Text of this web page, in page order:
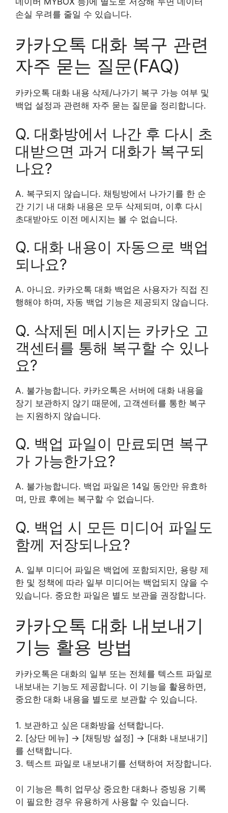
손실 우려를 줄일 수 있습니다.
카카오톡 대화 복구 관련
자주 묻는 질문(FAQ)
카카오톡 대화 내용 삭제/나가기 복구 가능 여부 및
백업 설정과 관련해 자주 묻는 질문을 정리합니다.
Q. 대화방에서 나간 후 다시 초
대받으면 과거 대화가 복구되
나요?
A. 복구되지 않습니다. 채팅방에서 나가기를 한 순
간 기기 내 대화 내용은 모두 삭제되며, 이후 다시
초대받아도 이전 메시지는 볼 수 없습니다.
Q. 대화 내용이 자동으로 백업
되나요?
A. 아니요. 카카오톡 대화 백업은 사용자가 직접 진
행해야 하며, 자동 백업 기능은 제공되지 않습니다.
Q. 삭제된 메시지는 카카오 고
객센터를 통해 복구할 수 있나
요?
A. 불가능합니다. 카카오톡은 서버에 대화 내용을
장기 보관하지 않기 때문에, 고객센터를 통한 복구
는 지원하지 않습니다.
Q. 백업 파일이 만료되면 복구
가 가능한가요?
A. 불가능합니다. 백업 파일은 14일 동안만 유효하
며, 만료 후에는 복구할 수 없습니다.
Q. 백업 시 모든 미디어 파일도
함께 저장되나요?
A. 일부 미디어 파일은 백업에 포함되지만, 용량 제
한 및 정책에 따라 일부 미디어는 백업되지 않을 수
있습니다. 중요한 파일은 별도 보관을 권장합니다.
카카오톡 대화 내보내기
기능 활용 방법
카카오톡은 대화의 일부 또는 전체를 텍스트 파일로
내보내는 기능도 제공합니다. 이 기능을 활용하면,
중요한 대화 내용을 별도로 보관할 수 있습니다.
1. 보관하고 싶은 대화방을 선택합니다.
2. [상단 메뉴] → [채팅방 설정] → [대화 내보내기]
를 선택합니다.
3. 텍스트 파일로 내보내기를 선택하여 저장합니다.
이 기능은 특히 업무상 중요한 대화나 증빙용 기록
이 필요한 경우 유용하게 사용할 수 있습니다.